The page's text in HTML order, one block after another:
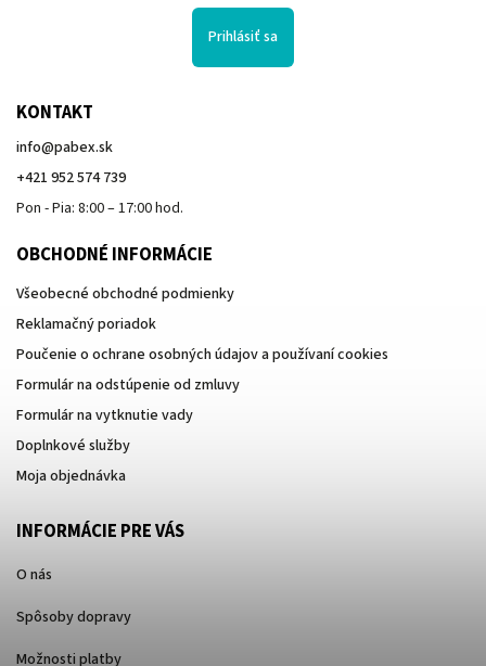
Prihlásiť sa
KONTAKT
info@pabex.sk
+421 952 574 739
Pon - Pia: 8:00 – 17:00 hod.
OBCHODNÉ INFORMÁCIE
Všeobecné obchodné podmienky
Reklamačný poriadok
Poučenie o ochrane osobných údajov a používaní cookies
Formulár na odstúpenie od zmluvy
Formulár na vytknutie vady
Doplnkové služby
Moja objednávka
INFORMÁCIE PRE VÁS
O nás
Spôsoby dopravy
Možnosti platby